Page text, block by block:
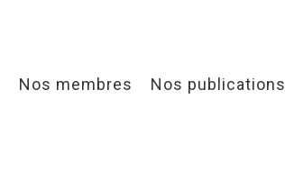
Nos membres Nos publications